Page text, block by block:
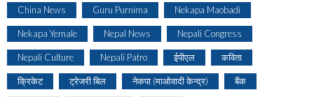
China News Guru Purnima Nekapa Maobadi
Nekapa Yemale Nepal News Nepali Congress
Nepali Culture Nepali Patro ईपीएल कविता
क्रिकेट ट्रेजरी बिल नेकपा (माओवादी केन्द्र) बैंक